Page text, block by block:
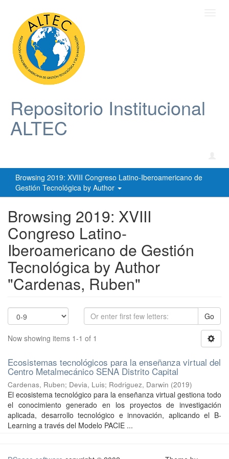
Repositorio Institucional
ALTEC
Browsing 2019: XVIII Congreso Latino-Iberoamericano de
Gestión Tecnológica by Author
Browsing 2019: XVIII
Congreso Latino-
Iberoamericano de Gestión
Tecnológica by Author
"Cardenas, Ruben"
Go
Now showing items 1-1 of 1
Ecosistemas tecnológicos para la enseñanza virtual del
Centro Metalmecánico SENA Distrito Capital
Cardenas, Ruben; Devia, Luis; Rodriguez, Darwin (2019)
El ecosistema tecnológico para la enseñanza virtual gestiona todo
el conocimiento generado en los proyectos de investigación
aplicada, desarrollo tecnológico e innovación, aplicando el B-
Learning a través del Modelo PACIE ...